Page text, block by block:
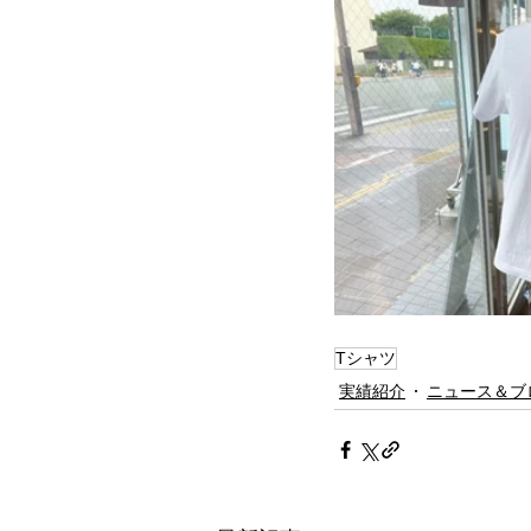
Tシャツ
実績紹介
ニュース＆ブ